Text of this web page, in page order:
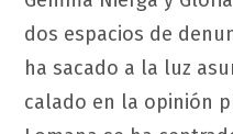
dos espacios de
ha sacado a la luz
calado en la opinión